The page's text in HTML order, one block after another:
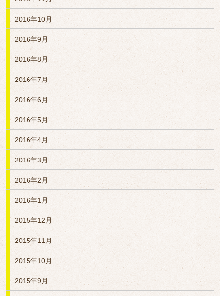
2016年10月
2016年9月
2016年8月
2016年7月
2016年6月
2016年5月
2016年4月
2016年3月
2016年2月
2016年1月
2015年12月
2015年11月
2015年10月
2015年9月